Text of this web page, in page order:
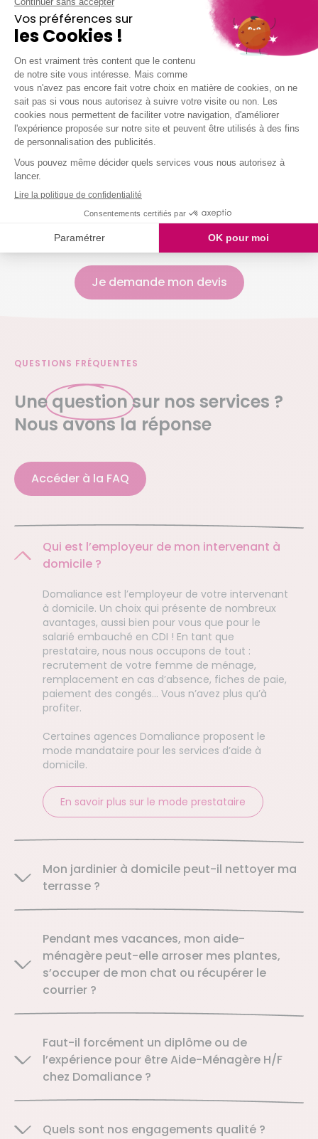
Dépoussiérer et ranger selon vos habitudes
Nettoyer vos sols (carrelage, parquet,
moquette, etc.)
Entretenir votre salle de bain
Entretenir vos sanitaires
Nettoyer vos vitres
Laver votre vaisselle
Et même arroser vos plantes !
Nous intervenons chez vous à partir de 2h
Je demande mon devis
QUESTIONS FRÉQUENTES
Une question sur nos services ?
Nous avons la réponse
Accéder à la FAQ
Qui est l’employeur de mon intervenant à
domicile ?
Domaliance est l’employeur de votre intervenant
à domicile. Un choix qui présente de nombreux
avantages, aussi bien pour vous que pour le
salarié embauché en CDI ! En tant que
prestataire, nous nous occupons de tout :
recrutement de votre femme de ménage,
remplacement en cas d’absence, fiches de paie,
paiement des congés… Vous n’avez plus qu’à
profiter.
Certaines agences Domaliance proposent le
mode mandataire pour les services d’aide à
domicile.
En savoir plus sur le mode prestataire
Mon jardinier à domicile peut-il nettoyer ma
terrasse ?
Pendant mes vacances, mon aide-
ménagère peut-elle arroser mes plantes,
s’occuper de mon chat ou récupérer le
courrier ?
Faut-il forcément un diplôme ou de
l’expérience pour être Aide-Ménagère H/F
chez Domaliance ?
Quels sont nos engagements qualité ?